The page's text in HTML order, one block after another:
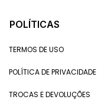
POLÍTICAS
TERMOS DE USO
POLÍTICA DE PRIVACIDADE
TROCAS E DEVOLUÇÕES